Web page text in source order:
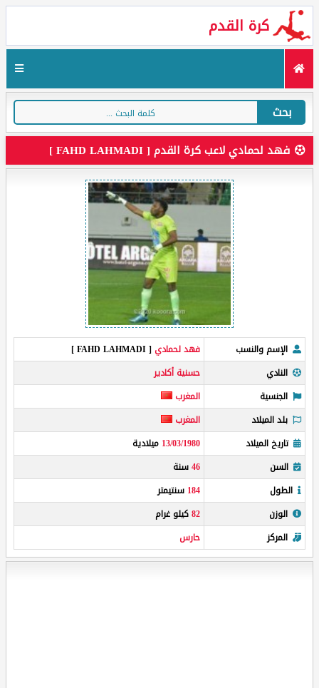
كرة القدم
بحث
فهد لحمادي لاعب كرة القدم [ FAHD LAHMADI ]
الإسم والنسب فهد لحمادي [ FAHD LAHMADI ]
النادي
حسنية أكادير
الجنسية
المغرب
بلد الميلاد
المغرب
تاريخ الميلاد
13/03/1980 ميلادية
السن
46سنة
الطول
184 سنتيمتر
الوزن
82كيلو غرام
المركز
حارس